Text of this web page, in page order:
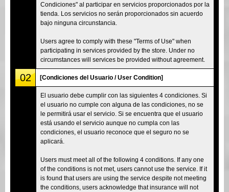
Condiciones" al participar en servicios proporcionados por la
tienda. Los servicios no serán proporcionados sin acuerdo
bajo ninguna circunstancia.
Users agree to comply with these "Terms of Use" when
participating in services provided by the store. Under no
circumstances will services be provided without agreement.
02 [Condiciones del Usuario / User Condition]
El usuario debe cumplir con las siguientes 4 condiciones. Si
el usuario no cumple con alguna de las condiciones, no se
le permitirá usar el servicio. Si se encuentra que el usuario
está usando el servicio aunque no cumpla con las
condiciones, el usuario reconoce que el seguro no se
aplicará.
Users must meet all of the following 4 conditions. If any one
of the conditions is not met, users cannot use the service. If it
is found that users are using the service despite not meeting
the conditions, users acknowledge that insurance will not